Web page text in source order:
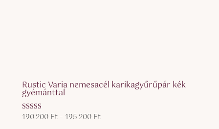
Rustic Varia nemesacél karikagyűrűpár kék
gyémánttal
Értékelés:
190.200 Ft – 195.200 FtÁrtartomány: